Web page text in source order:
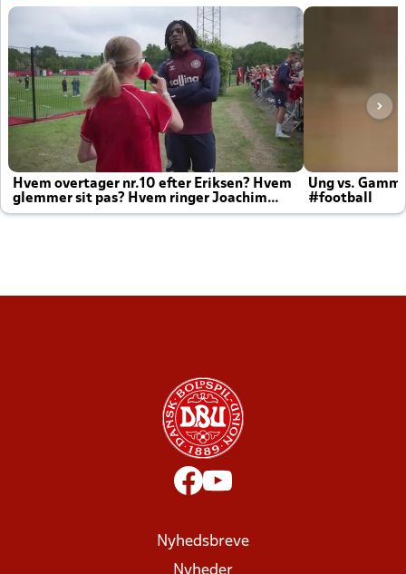
Hvem overtager nr.10 efter Eriksen? Hvem
glemmer sit pas? Hvem ringer Joachim
altid til efter kampe?
Ung vs.
#football
Nyhedsbreve